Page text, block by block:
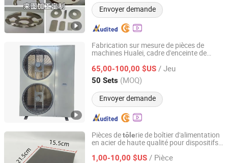
Envoyer demande
Fabrication sur mesure de pièces de
machines Hualei, cadre d'enceinte de
65,00-100,00 $US / Jeu
50 Sets (MOQ)
Envoyer demande
Guangdong HuaLei Metal Manufacturing Co., Ltd
Guangdong, China Depuis 2023
Pièces detôlerie de boîtier d'alimentation
en acier de haute qualité pour dispositifs
1,00-10,00 $US / Pièce
SHENZHEN CHIHENG BOSEN METAL PRECISION
HARDWARE CO., LTD